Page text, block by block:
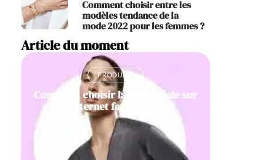
Comment choisir entre les
modèles tendance de la
mode 2022 pour les femmes ?
Article du moment
PRODUITS
Comment choisir la robe idéale sur
internet facilement